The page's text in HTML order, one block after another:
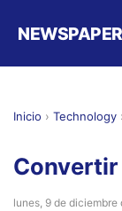
Inicio › Technology
Convertir
lunes, 9 de diciembre